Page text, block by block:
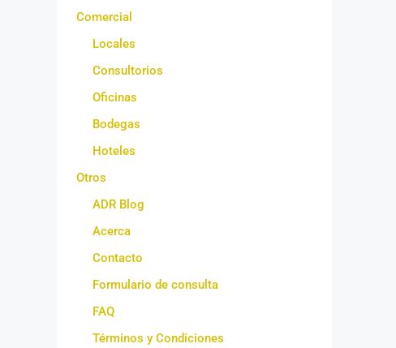
Comercial
Locales
Consultorios
Oficinas
Bodegas
Hoteles
Otros
ADR Blog
Acerca
Contacto
Formulario de consulta
FAQ
Términos y Condiciones